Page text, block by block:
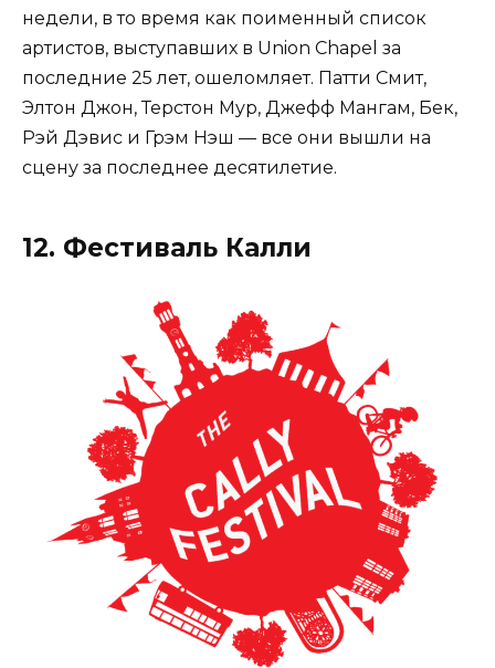
недели, в то время как поименный список
артистов, выступавших в Union Chapel за
последние 25 лет, ошеломляет. Патти Смит,
Элтон Джон, Терстон Мур, Джефф Мангам, Бек,
Рэй Дэвис и Грэм Нэш — все они вышли на
сцену за последнее десятилетие.
12. Фестиваль Калли